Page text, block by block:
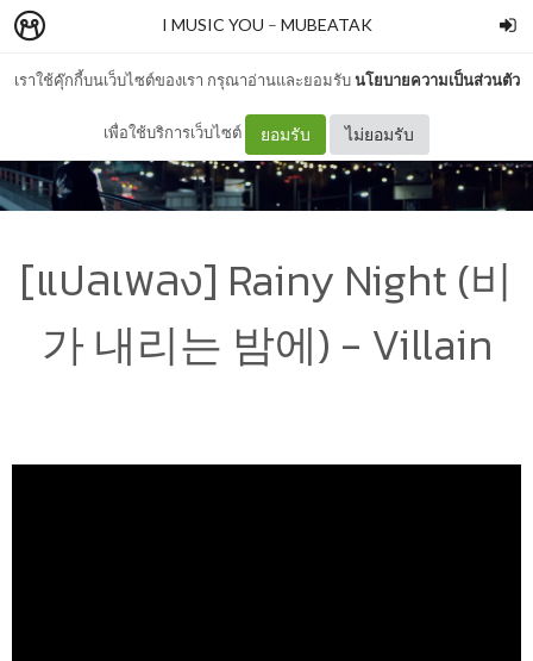
เราใช้คุ๊กกี้บนเว็บไซต์ของเรา กรุณาอ่านและยอมรับนโยบายความเป็นส่วนตัว
เพื่อใช้บริการเว็บไซต์ ยอมรับ ไม่ยอมรับ
I MUSIC YOU – MUBEATAK
[แปลเพลง] Rainy Night (비
가 내리는 밤에) - Villain